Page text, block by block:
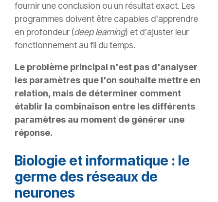
fournir une conclusion ou un résultat exact. Les
programmes doivent être capables d'apprendre
en profondeur (deep learning) et d'ajuster leur
fonctionnement au fil du temps.
Le problème principal n'est pas d'analyser
les paramètres que l'on souhaite mettre en
relation, mais de déterminer comment
établir la combinaison entre les différents
paramètres au moment de générer une
réponse.
Biologie et informatique : le
germe des réseaux de
neurones